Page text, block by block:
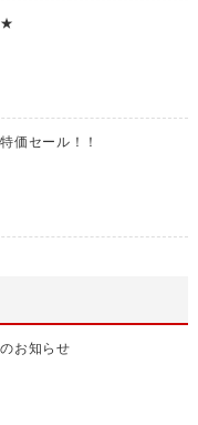
★
価セール！！
お知らせ